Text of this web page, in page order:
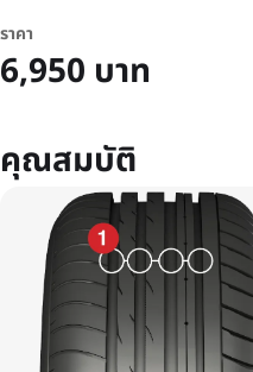
ราคา
6,950 บาท
คุณสมบัติ